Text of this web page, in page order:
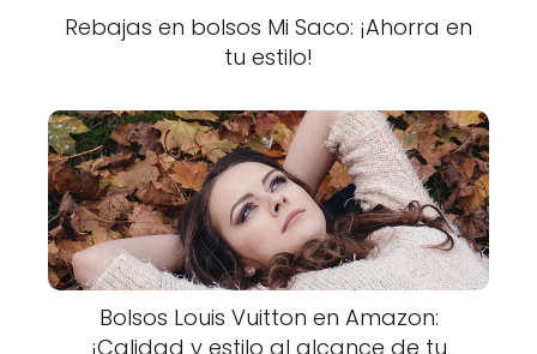
Rebajas en bolsos Mi Saco: ¡Ahorra en
tu estilo!
Bolsos Louis Vuitton en Amazon:
¡Calidad y estilo al alcance de tu